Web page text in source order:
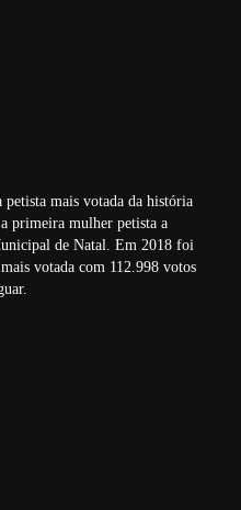
mais votada da história
primeira mulher petista a
de Natal. Em 2018 foi
votada com 112.998 votos